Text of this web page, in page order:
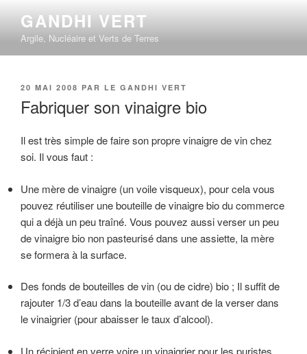
contenu
principal
GANDHI VERT
Argile, Nucléaire et Verts de Terres
PUBLIÉ
20 MAI 2008 PAR LE GANDHI VERT
Fabriquer son vinaigre bio
Il est très simple de faire son propre vinaigre de vin chez
soi. Il vous faut :
Une mère de vinaigre (un voile visqueux), pour cela vous
pouvez réutiliser une bouteille de vinaigre bio du commerce
qui a déjà un peu traîné. Vous pouvez aussi verser un peu
de vinaigre bio non pasteurisé dans une assiette, la mère
se formera à la surface.
Des fonds de bouteilles de vin (ou de cidre) bio ; Il suffit de
rajouter 1/3 d’eau dans la bouteille avant de la verser dans
le vinaigrier (pour abaisser le taux d’alcool).
Un récipient en verre voire un vinaigrier pour les puristes.